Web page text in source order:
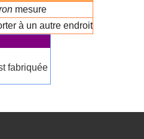
mesure
à un autre endroit
fabriquée